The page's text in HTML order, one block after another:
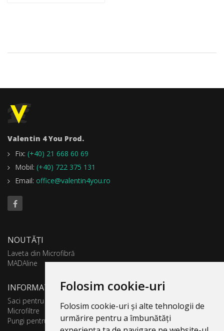
Folosim cookie-uri
Folosim cookie-uri și alte tehnologii de
urmărire pentru a îmbunătăți
Valentin 4 You Prod.
Fix: (+40) 21 668 60 69
Mobil: (+40) 722 375 131
Email: office@valentin4you.ro
NOUTĂȚI
Laveta din Microfibră
MADAline
INFORMATII PRODUSE
Saci pentru aspirator
Microfiltre
Pungi pentru colectare praf